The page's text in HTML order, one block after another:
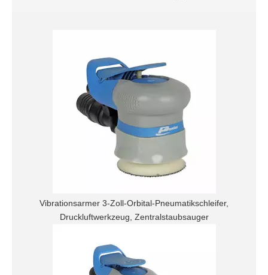
Vibrationsarmer 3-Zoll-Orbital-Pneumatikschleifer,
Druckluftwerkzeug, Zentralstaubsauger